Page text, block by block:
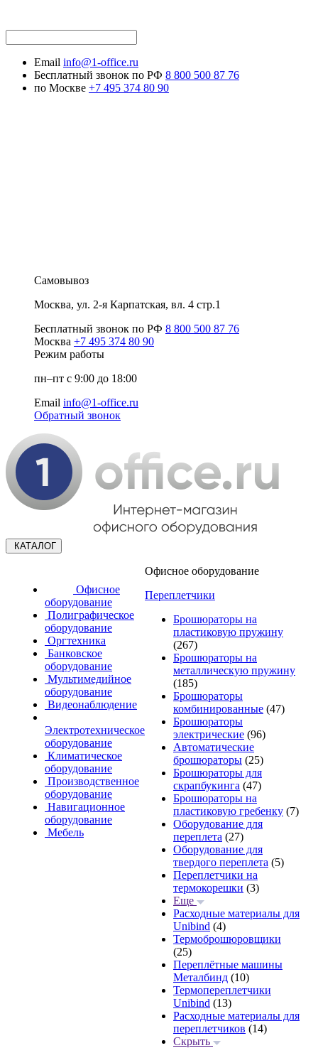
Email info@1-office.ru
Бесплатный звонок по РФ 8 800 500 87 76
по Москве +7 495 374 80 90
Самовывоз
Москва, ул. 2-я Карпатская, вл. 4 стр.1
Бесплатный звонок по РФ 8 800 500 87 76
Москва +7 495 374 80 90
Режим работы
пн–пт с 9:00 до 18:00
Email info@1-office.ru
Обратный звонок
КАТАЛОГ
Офисное
оборудование
Полиграфическое
оборудование
Оргтехника
Банковское
оборудование
Мультимедийное
оборудование
Видеонаблюдение
Электротехническое
оборудование
Климатическое
оборудование
Производственное
оборудование
Навигационное
оборудование
Мебель
Офисное оборудование
Переплетчики
Брошюраторы на
пластиковую пружину
(267)
Брошюраторы на
металлическую пружину
(185)
Брошюраторы
комбинированные (47)
Брошюраторы
электрические (96)
Автоматические
брошюраторы (25)
Брошюраторы для
скрапбукинга (47)
Брошюраторы на
пластиковую гребенку (7)
Оборудование для
переплета (27)
Оборудование для
твердого переплета (5)
Переплетчики на
термокорешки (3)
Еще
Расходные материалы для
Unibind (4)
Термоброшюровщики
(25)
Переплётные машины
Металбинд (10)
Термопереплетчики
Unibind (13)
Расходные материалы для
переплетчиков (14)
Скрыть